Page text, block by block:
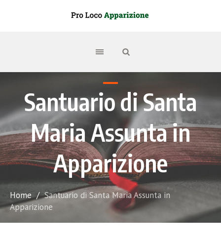
Santuario di Santa
Maria Assunta in
Apparizione
Home / Santuario di Santa Maria Assunta in
Apparizione